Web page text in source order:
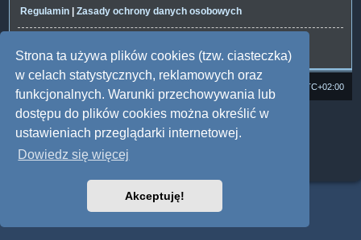
Strona ta używa plików cookies (tzw. ciasteczka)
w celach statystycznych, reklamowych oraz
funkcjonalnych. Warunki przechowywania lub
dostępu do plików cookies można określić w
ustawieniach przeglądarki internetowej.
Dowiedz się więcej
Akceptuję!
Regulamin | Zasady ochrony danych osobowych
UTC+02:00
Technologię dostarczaphpBB ® Forum Software © phpBB Limited
Polski pakiet językowy dostarczaphpBB.pl
Style: Multi Design by Joyce&Luna
phpBB
Zasady ochrony danych osobowych